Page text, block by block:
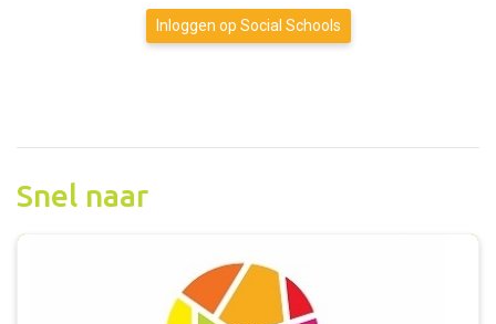
Inloggen op Social Schools
Snel naar